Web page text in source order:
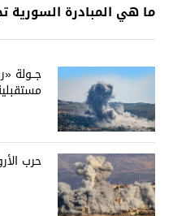
ما هي المبادرة السورية
حرب